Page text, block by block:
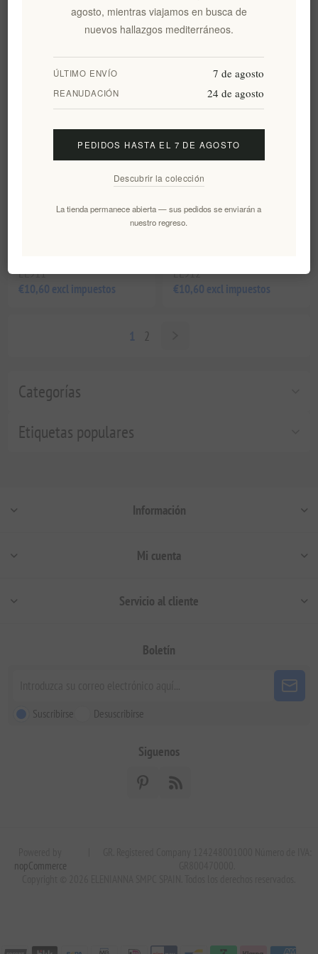
Categorías
Etiquetas populares
€10,60 excl impuestos
EL910
€10,60 excl impuestos
DEFENSA ( PARA EL SISTEMA
EL911
€10,60 excl impuestos
AMOR (PARA EL SISTEMA
EL912
€10,60 excl impuestos
1 2
Información
Mi cuenta
Servicio al cliente
Boletín
Suscribirse Desuscribirse
Siguenos
nopCommerce
agosto, mientras viajamos en busca de
nuevos hallazgos mediterráneos.
ÚLTIMO ENVÍO 7 de agosto
REANUDACIÓN 24 de agosto
PEDIDOS HASTA EL 7 DE AGOSTO
Descubrir la colección
La tienda permanece abierta — sus pedidos se enviarán a
nuestro regreso.